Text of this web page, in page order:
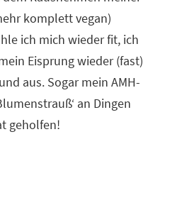
komplett vegan)
ich mich wieder fit, ich
Eisprung wieder (fast)
aus. Sogar mein AMH-
an Dingen
geholfen!